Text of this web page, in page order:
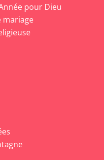
pour Dieu
mariage